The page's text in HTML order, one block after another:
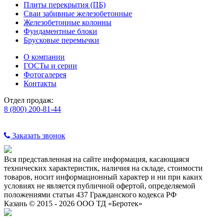
Плиты перекрытия (ПБ)
Сваи забивные железобетонные
Железобетонные колонны
Фундаментные блоки
Брусковые перемычки
О компании
ГОСТы и серии
Фотогалерея
Контакты
Отдел продаж:
8 (800) 200-81-44
Заказать звонок
Вся представленная на сайте информация, касающаяся
технических характеристик, наличия на складе, стоимости
товаров, носит информационный характер и ни при каких
условиях не является публичной офертой, определяемой
положениями статьи 437 Гражданского кодекса РФ
Казань © 2015 - 2026 ООО ТД «Беротек»